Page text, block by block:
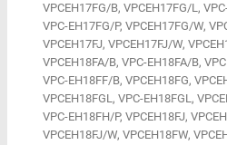
VPCEH17FG/B, VPCEH17FG/L,
VPC-EH17FG/P, VPCEH17FG/W,
VPCEH17FJ, VPCEH17FJ/W,
VPCEH18FA/B, VPC-EH18FA/B,
VPC-EH18FF/B, VPCEH18FG,
VPCEH18FGL, VPC-EH18FGL,
VPC-EH18FH/P, VPCEH18FJ,
VPCEH18FJ/W, VPCEH18FW,